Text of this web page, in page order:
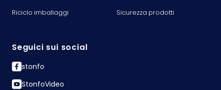
Riciclo imballaggi Sicurezza prodotti
Seguici sui social
stonfo
StonfoVideo